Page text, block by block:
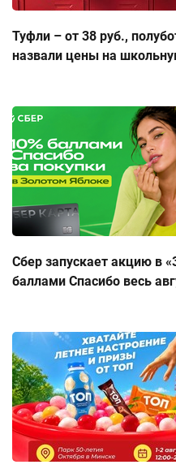
Туфли – от 38 руб.,
назвали цены на
Сбер запускает акцию в
баллами Спасибо весь